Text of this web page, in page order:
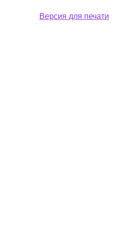
Версия для печати